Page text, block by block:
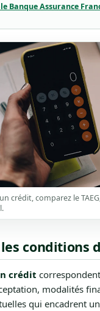
Banque Assurance
crédit, comparez le
conditions
crédit
modalités
qui encadrent